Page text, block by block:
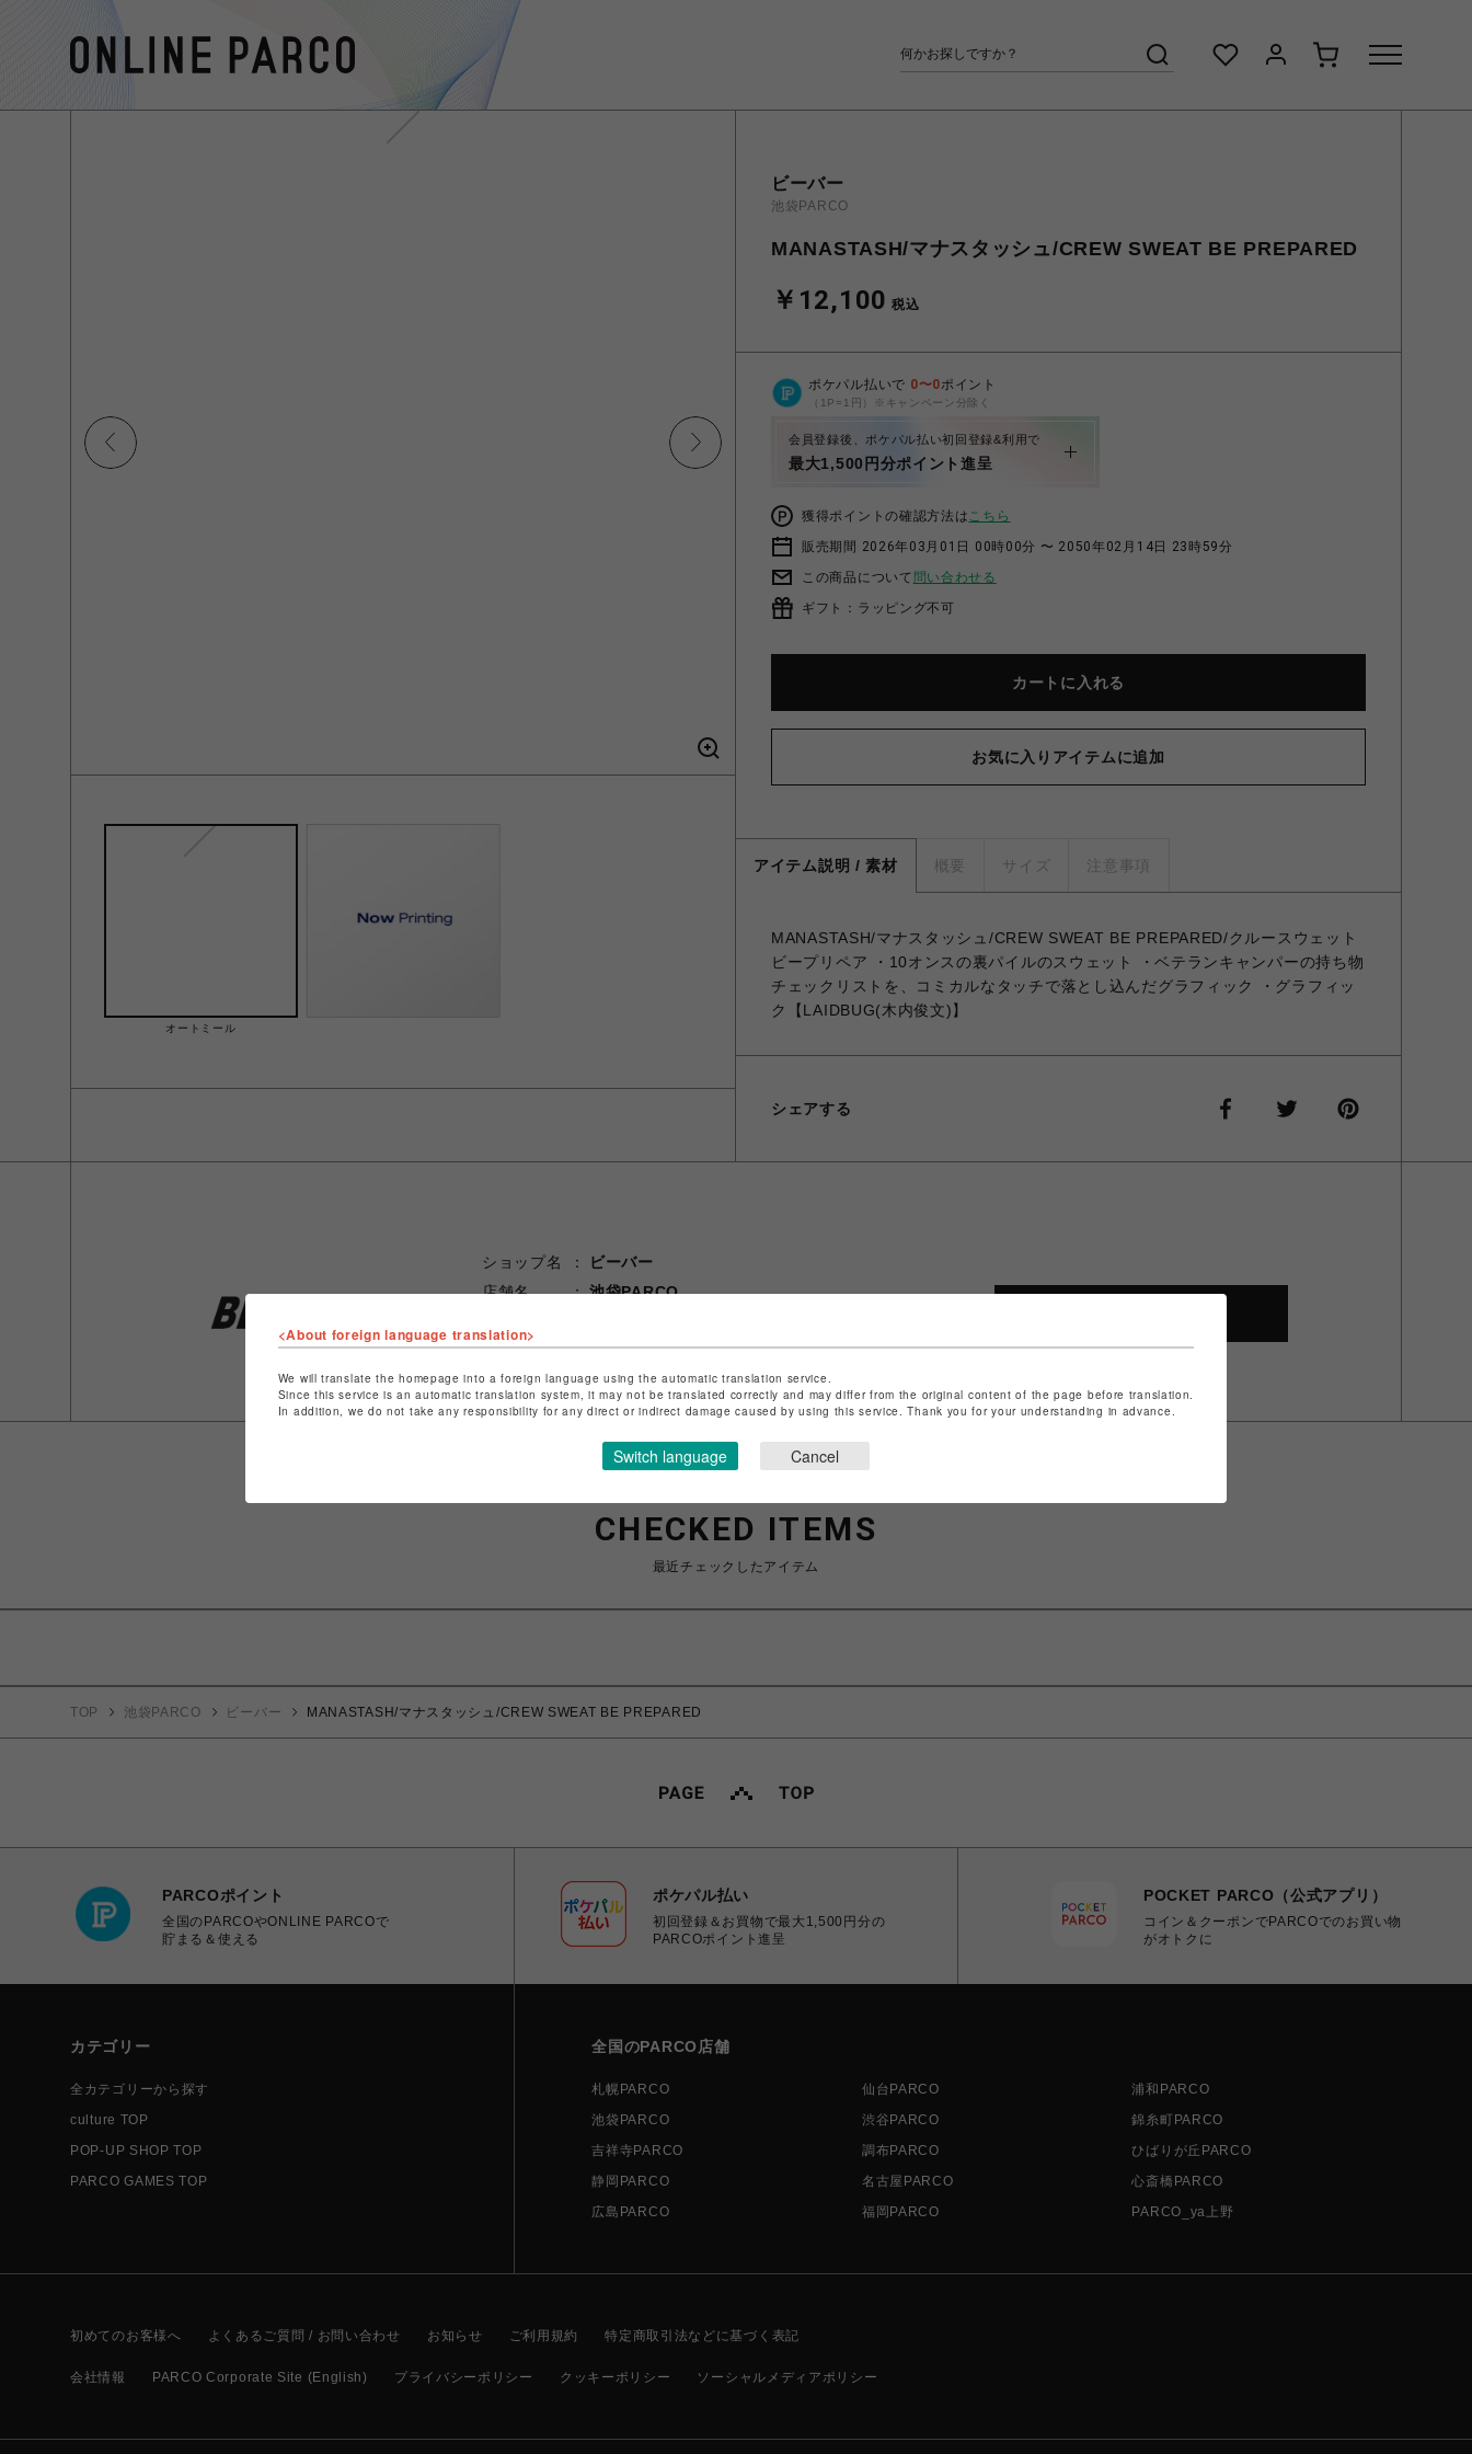
オートミール
ビーバー
池袋PARCO
MANASTASH/マナスタッシュ/CREW SWEAT BE PREPARED
￥12,100 税込
ポケパル払いで 0〜0ポイント
（1P=1円）※キャンペーン分除く
会員登録後、ポケパル払い初回登録&利用で
最大1,500円分ポイント進呈
獲得ポイントの確認方法はこちら
販売期間 2026年03月01日 00時00分 〜 2050年02月14日 23時59分
この商品について 問い合わせる
ギフト：ラッピング不可
カートに入れる
お気に入りアイテムに追加
アイテム説明 / 素材 概要 サイズ 注意事項
MANASTASH/マナスタッシュ/CREW SWEAT BE PREPARED/クルースウェット
ビープリペア ・10オンスの裏パイルのスウェット ・ベテランキャンパーの持ち物
チェックリストを、コミカルなタッチで落とし込んだグラフィック ・グラフィッ
ク【LAIDBUG(木内俊文)】
シェアする
ショップ名
ビーバー
店舗名
池袋PARCO
特定商取引法など法令に基づく表記は
CHECKED ITEMS
最近チェックしたアイテム
TOP 池袋PARCO ビーバー MANASTASH/マナスタッシュ/CREW SWEAT BE PREPARED
PARCOポイント
全国のPARCOやONLINE PARCOで
貯まる＆使える
ポケパル払い
初回登録＆お買物で最大1,500円分の
PARCOポイント進呈
POCKET PARCO（公式アプリ）
コイン＆クーポンでPARCOでのお買い物
がオトクに
カテゴリー
全カテゴリーから探す
culture TOP
POP-UP SHOP TOP
PARCO GAMES TOP
全国のPARCO店舗
札幌PARCO 仙台PARCO
浦和PARCO
池袋PARCO
渋谷PARCO
錦糸町PARCO
吉祥寺PARCO
調布PARCO
ひばりが丘PARCO
静岡PARCO
名古屋PARCO
心斎橋PARCO
広島PARCO
福岡PARCO PARCO_ya上野
初めてのお客様へ よくあるご質問 / お問い合わせ お知らせ ご利用規約 特定商取引法などに基づく表記
会社情報 PARCO Corporate Site (English) プライバシーポリシー クッキーポリシー ソーシャルメディアポリシー
<About foreign language translation>
We will translate the homepage into a foreign language using the automatic translation service.
Since this service is an automatic translation system, it may not be translated correctly and may differ from the original content of the page before translation.
In addition, we do not take any responsibility for any direct or indirect damage caused by using this service. Thank you for your understanding in advance.
Switch language Cancel